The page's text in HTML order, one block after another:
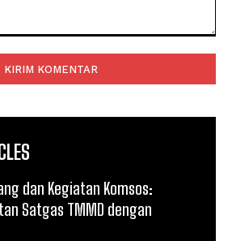
dan Kegiatan Komsos:
Satgas TMMD dengan